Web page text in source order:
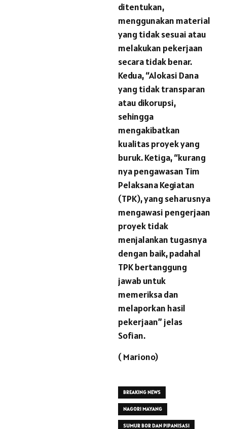
ditentukan,
menggunakan material
yang tidak sesuai atau
melakukan pekerjaan
secara tidak benar.
Kedua, “Alokasi Dana
yang tidak transparan
atau dikorupsi,
sehingga
mengakibatkan
kualitas proyek yang
buruk. Ketiga, “kurang
nya pengawasan Tim
Pelaksana Kegiatan
(TPK), yang seharusnya
mengawasi pengerjaan
proyek tidak
menjalankan tugasnya
dengan baik, padahal
TPK bertanggung
jawab untuk
memeriksa dan
melaporkan hasil
pekerjaan” jelas
Sofian.
( Mariono)
BREAKING NEWS
NAGORI MAYANG
SUMUR BOR DAN PIPANISASI